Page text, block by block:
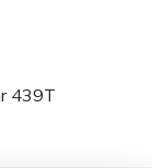
439T